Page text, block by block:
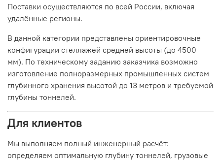
Поставки осуществляются по всей России, включая
удалённые регионы.
В данной категории представлены ориентировочные
конфигурации стеллажей средней высоты (до 4500
мм). По техническому заданию заказчика возможно
изготовление полноразмерных промышленных систем
глубинного хранения высотой до 13 метров и требуемой
глубины тоннелей.
Для клиентов
Мы выполняем полный инженерный расчёт:
определяем оптимальную глубину тоннелей, грузовые